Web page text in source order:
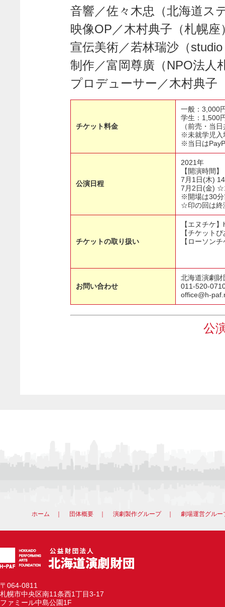
音響／佐々木忠（北海道
映像OP／木村典子（札幌座
宣伝美術／若林瑞沙（
制作／富岡尊廣（NPO法
プロデューサー／木村典子
チケット料金
一般：3,000
学生：1,500
（前売・当
※未就学児入
※当日は
公演日程
2021年
【開演時間】
7月1日(木)
7月2日(金)
※開場は30分
☆印の回は終
チケットの取り扱い
【エヌチケ
【チケット
【ローソン
お問い合わせ
北海道演劇財
011-520-
office@h-
公
ホーム 団体概要 ｜演劇製作グループ｜劇場運営グルー
〒064-0811
札幌市中央区南11条西1丁目3-17
ファミール中島公園1F